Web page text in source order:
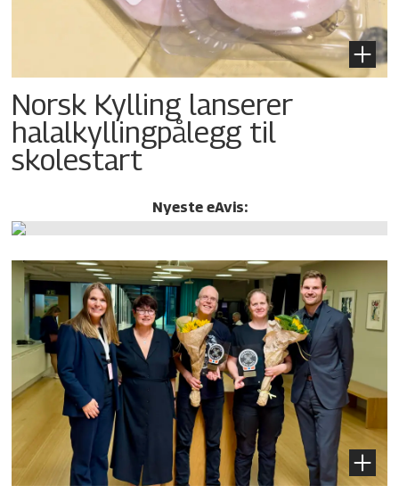
Norsk Kylling lanserer
halalkylling­pålegg til
skolestart
Nyeste eAvis: